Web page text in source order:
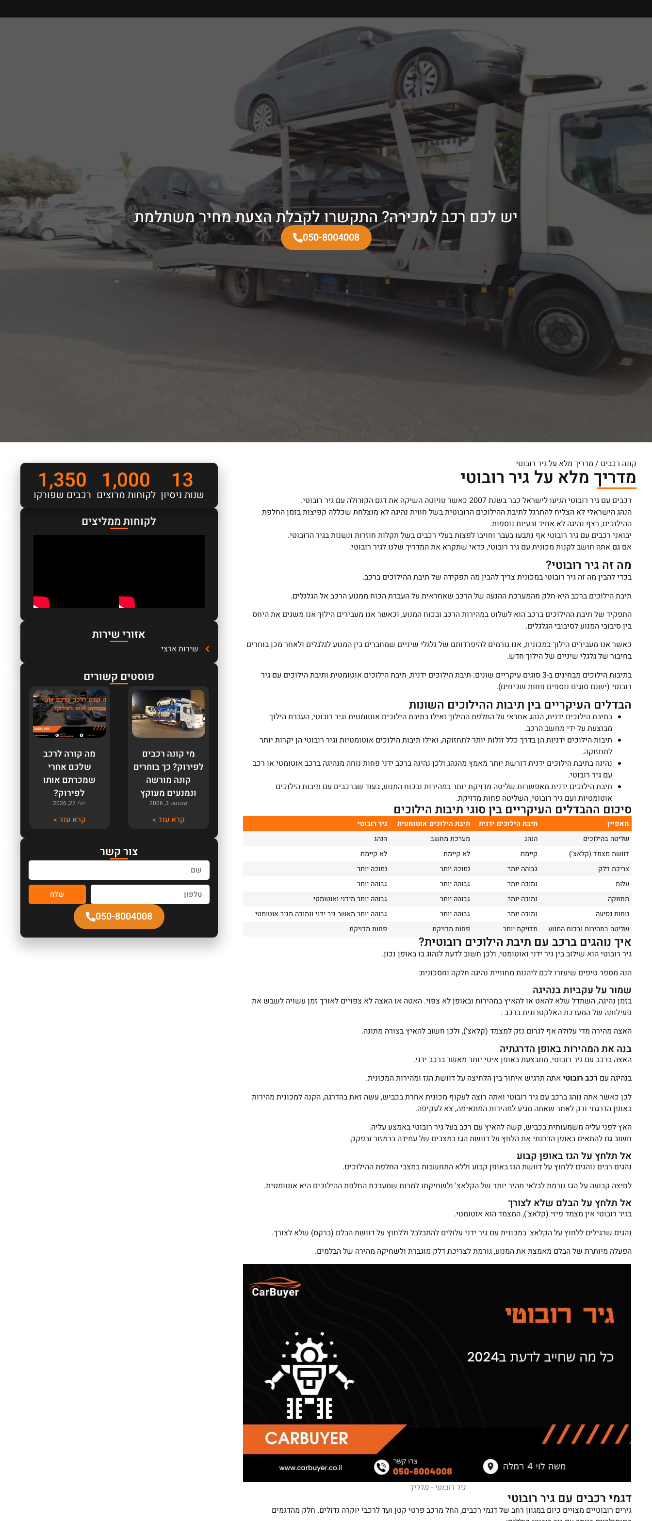
יש לכם רכב למכירה? התקשרו לקבלת הצעת מחיר משתלמת
050-8004008
קונה רכבים / מדריך מלא על גיר רובוטי
מדריך מלא על גיר רובוטי
רכבים עם גיר רובוטי הגיעו לישראל כבר בשנת 2007 כאשר טויוטה השיקה את דגם הקורולה עם גיר רובוטי.
הנהג הישראלי לא הצליח להתרגל לתיבת ההילוכים הרובוטית בשל חווית נהיגה לא מוצלחת שכללה קפיצות בזמן החלפת
ההילוכים, רצף נהיגה לא אחיד ובעיות נוספות.
יבואני רכבים עם גיר רובוטי אף נתבעו בעבר וחויבו לפצות בעלי רכבים בשל תקלות חוזרות ונשנות בגיר הרובוטי.
אם גם אתה חושב לקנות מכונית עם גיר רובוטי, כדאי שתקרא את המדריך שלנו לגיר רובוטי.
מה זה גיר רובוטי?
בכדי להבין מה זה גיר רובוטי במכונית צריך להבין מה תפקידה של תיבת ההילוכים ברכב.
תיבת הילוכים ברכב היא חלק מהמערכת ההנעה של הרכב שאחראית על העברת הכוח ממנוע הרכב אל הגלגלים.
התפקיד של תיבת ההילוכים ברכב הוא לשלוט במהירות הרכב ובכוח המנוע, וכאשר אנו מעבירים הילוך אנו משנים את היחס
בין סיבובי המנוע לסיבובי הגלגלים.
כאשר אנו מעבירים הילוך במכונית, אנו גורמים להיפרדותם של גלגלי שיניים שמחברים בין המנוע לגלגלים ולאחר מכן בוחרים
בחיבור של גלגלי שיניים של הילוך חדש.
בתיבות הילוכים מבחינים ב-3 סוגים עיקריים שונים: תיבת הילוכים ידנית, תיבת הילוכים אוטומטית ותיבת הילוכים עם גיר
רובוטי (ישנם סוגים נוספים פחות שכיחים).
הבדלים העיקריים בין תיבות ההילוכים השונות
בתיבת הילוכים ידנית, הנהג אחראי על החלפת ההילוך ואילו בתיבת הילוכים אוטומטית וגיר רובוטי, העברת הילוך
מבוצעת על ידי מחשב הרכב.
תיבות הילוכים ידניות הן בדרך כלל זולות יותר לתחזוקה, ואילו תיבות הילוכים אוטומטיות וגיר רובוטי הן יקרות יותר
לתחזוקה.
נהיגה בתיבת הילוכים ידנית דורשת יותר מאמץ מהנהג ולכן נהיגה ברכב ידני פחות נוחה מנהיגה ברכב אוטומטי או רכב
עם גיר רובוטי.
תיבת הילוכים ידנית מאפשרות שליטה מדויקת יותר במהירות ובכוח המנוע, בעוד שברכבים עם תיבות הילוכים
אוטומטיות ועם גיר רובוטי, השליטה פחות מדויקת.
סיכום ההבדלים העיקריים בין סוגי תיבות הילוכים
מאפיין תיבת הילוכים ידנית תיבת הילוכים אוטומטית
גיר רובוטי
שליטה בהילוכים
הנהג מערכת מחשב
הנהג
דוושת מצמד (קלאצ')
קיימת לא קיימת
לא קיימת
צריכת דלק
גבוהה יותר נמוכה יותר
נמוכה יותר
עלות
נמוכה יותר גבוהה יותר
גבוהה יותר
תחזוקה
נמוכה יותר גבוהה יותר
גבוהה יותר מידני ואוטומטי
נוחות נסיעה
נמוכה יותר גבוהה יותר
גבוהה יותר מאשר גיר ידני ונמוכה מגיר אוטומטי
שליטה במהירות ובכוח המנוע
מדויקת יותר פחות מדויקת פחות מדויקת
איך נוהגים ברכב עם תיבת הילוכים רובוטית?
גיר רובוטי הוא שילוב בין גיר ידני ואוטומטי, ולכן חשוב לדעת לנהוג בו באופן נכון.
הנה מספר טיפים שיעזרו לכם ליהנות מחוויית נהיגה חלקה וחסכונית:
שמור על עקביות בנהיגה
בזמן נהיגה, השתדל שלא להאט או להאיץ במהירות ובאופן לא צפוי. האטה או האצה לא צפויים לאורך זמן עשויה לשבש את
פעילותה של המערכת האלקטרונית ברכב .
האצה מהירה מדי עלולה אף לגרום נזק למצמד (קלאצ'), ולכן חשוב להאיץ בצורה מתונה.
בנה את המהירות באופן הדרגתיה
האצה ברכב עם גיר רובוטי, מתבצעת באופן איטי יותר מאשר ברכב ידני.
בנהיגה עם רכב רובוטיאתה תרגיש איחור בין הלחיצה על דוושת הגז ומהירות המכונית.
לכן כאשר אתה נוהג ברכב עם גיר רובוטי ואתה רוצה לעקוף מכונית אחרת בכביש, עשה זאת בהדרגה, הקנה למכונית מהירות
באופן הדרגתי ורק לאחר שאתה מגיע למהירות המתאימה, צא לעקיפה.
האץ לפני עליה משמעותית בכביש, קשה להאיץ עם רכב בעל גיר רובוטי באמצע עליה.
חשוב גם להתאים באופן הדרגתי את הלחץ על דוושת הגז במצבים של עמידה ברמזור ובפקק.
אל תלחץ על הגז באופן קבוע
נהגים רבים נוהגים ללחוץ על דוושת הגז באופן קבוע וללא התחשבות במצבי החלפת ההילוכים.
לחיצה קבועה על הגז גורמת לבלאי מהיר יותר של הקלאצ' ולשחיקתו למרות שמערכת החלפת ההילוכים היא אוטומטית.
אל תלחץ על הבלם שלא לצורך
בגיר רובוטי אין מצמד פיזי (קלאצ'), המצמד הוא אוטומטי.
נהגים שרגילים ללחוץ על הקלאצ' במכונית עם גיר ידני עלולים להתבלבל וללחוץ על דוושת הבלם (ברקס) שלא לצורך.
הפעלה מיותרת של הבלם מאמצת את המנוע, גורמת לצריכת דלק מוגברת ולשחיקה מהירה של הבלמים.
גיר רובוטי - מדריך
דגמי רכבים עם גיר רובוטי
גירים רובוטיים מצויים כיום במגוון רחב של דגמי רכבים, החל מרכב פרטי קטן ועד לרכבי יוקרה גדולים. חלק מהדגמים
שנות ניסיון
13
לקוחות מרוצים
1,000
רכבים שפורקו
1,350
לקוחות ממליצים
אזורי שירות
שירות ארצי
פוסטים קשורים
מי קונה רכבים
לפירוק? כך בוחרים
קונה מורשה
ונמנעים מעוקץ
אוגוסט 3, 2026
קרא עוד »
מה קורה לרכב
שלכם אחרי
שמכרתם אותו
לפירוק?
יולי 27, 2026
קרא עוד »
צור קשר
שלח
050-8004008